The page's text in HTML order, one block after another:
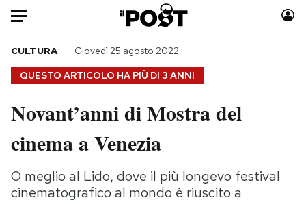
Auto
HOME
Italia
Politica
Tecnologia
Internet
Moda
Storie/Idee
Ok Boomer!
QUESTO ARTICOLO HA PIÙ DI 3 ANNI
CULTURA Giovedì 25 agosto 2022
Novant’anni di Mostra del
cinema a Venezia
O meglio al Lido, dove il più longevo festival
cinematografico al mondo è riuscito a